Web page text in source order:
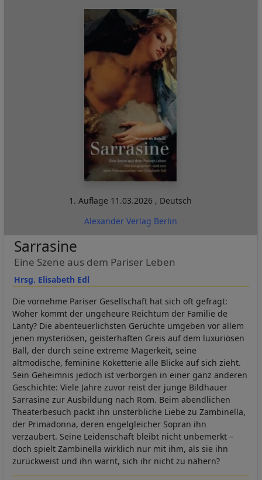
1. Auflage 11.03.2026 , Deutsch
Alexander Verlag Berlin
Hrsg. Elisabeth Edl
Sarrasine
Eine Szene aus dem Pariser Leben
Die vornehme Pariser Gesellschaft hat sich oft gefragt:
Woher kommt der ungeheure Reichtum der Familie de
Lanty? Die abenteuerlichsten Gerüchte umgeben vor allem
jenen mysteriösen, geisterhaften Greis auf dem luxuriösen
Ball, der durch seine extreme Magerkeit, seine
altmodische, feminine Koketterie alle Blicke auf sich zieht.
Sein Geheimnis jedoch ist verborgen in einer ganz anderen
Geschichte: Viele Jahre zuvor reist der junge Bildhauer
Sarrasine zur Ausbildung nach Rom. Beim abendlichen
Theaterbesuch packt ihn unsterbliche Liebe zu Zambinella,
der Primadonna, deren engelgleicher Sopran ihn
verzaubert. Seine Leidenschaft bleibt nicht unbemerkt –
doch spielt Zambinella wirklich nur mit ihm, als sie ihn
zurückweist und ihn warnt, sich ihr nicht zu nähern?